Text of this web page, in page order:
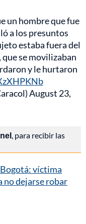
un hombre que fue
a los presuntos
estaba fuera del
se movilizaban
y le hurtaron
August 23,
, para recibir las
víctima
no dejarse robar